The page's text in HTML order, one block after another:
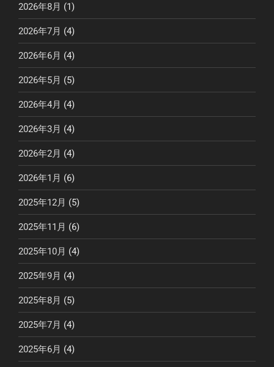
2026年8月 (1)
2026年7月 (4)
2026年6月 (4)
2026年5月 (5)
2026年4月 (4)
2026年3月 (4)
2026年2月 (4)
2026年1月 (6)
2025年12月 (5)
2025年11月 (6)
2025年10月 (4)
2025年9月 (4)
2025年8月 (5)
2025年7月 (4)
2025年6月 (4)